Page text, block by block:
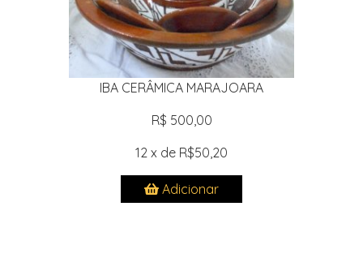
IBA CERÂMICA MARAJOARA
R$ 500,00
12 x de R$50,20
Adicionar